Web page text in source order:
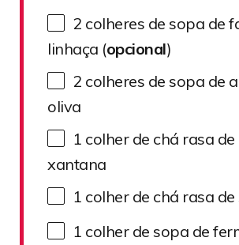
2 colheres de sopa de
linhaça (opcional)
2 colheres de sopa de
oliva
1 colher de chá rasa
xantana
1 colher de chá rasa de
1 colher de sopa de